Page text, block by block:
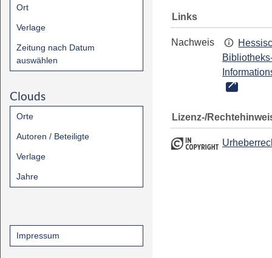
Ort
Verlage
Zeitung nach Datum
auswählen
Clouds
Orte
Autoren / Beteiligte
Verlage
Jahre
Impressum
Links
Nachweis
Lizenz-/